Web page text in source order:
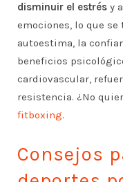
disminuir el estrés y
emociones, lo que
autoestima, la
beneficios
cardiovascular,
resistencia. ¿No
fitboxing.
Consejos